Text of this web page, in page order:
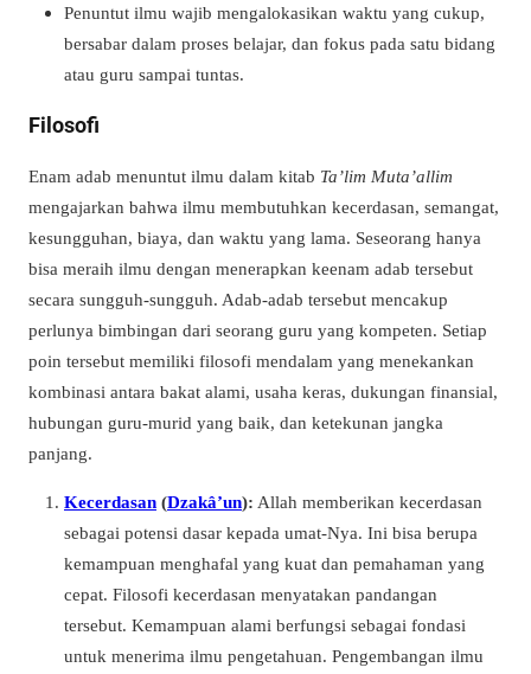
Penuntut ilmu wajib mengalokasikan waktu yang cukup,
bersabar dalam proses belajar, dan fokus pada satu bidang
atau guru sampai tuntas.
Filosofi
Enam adab menuntut ilmu dalam kitab Ta’lim Muta’allim
mengajarkan bahwa ilmu membutuhkan kecerdasan, semangat,
kesungguhan, biaya, dan waktu yang lama. Seseorang hanya
bisa meraih ilmu dengan menerapkan keenam adab tersebut
secara sungguh-sungguh. Adab-adab tersebut mencakup
perlunya bimbingan dari seorang guru yang kompeten. Setiap
poin tersebut memiliki filosofi mendalam yang menekankan
kombinasi antara bakat alami, usaha keras, dukungan finansial,
hubungan guru-murid yang baik, dan ketekunan jangka
panjang.
Kecerdasan (Dzakâ’un): Allah memberikan kecerdasan
sebagai potensi dasar kepada umat-Nya. Ini bisa berupa
kemampuan menghafal yang kuat dan pemahaman yang
cepat. Filosofi kecerdasan menyatakan pandangan
tersebut. Kemampuan alami berfungsi sebagai fondasi
untuk menerima ilmu pengetahuan. Pengembangan ilmu